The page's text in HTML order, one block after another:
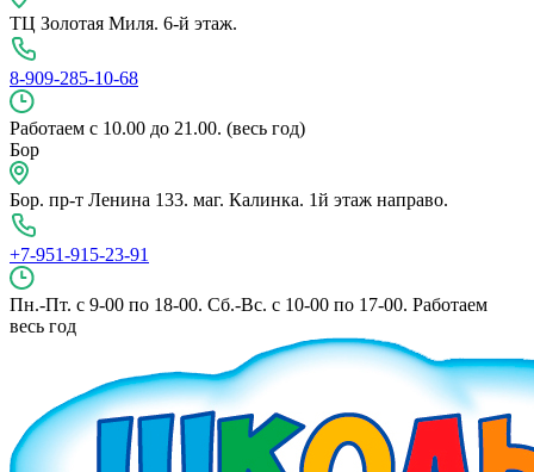
ТЦ Золотая Миля. 6-й этаж.
8-909-285-10-68
Работаем с 10.00 до 21.00. (весь год)
Бор
Бор. пр-т Ленина 133. маг. Калинка. 1й этаж направо.
+7-951-915-23-91
Пн.-Пт. с 9-00 по 18-00. Сб.-Вс. с 10-00 по 17-00. Работаем
весь год